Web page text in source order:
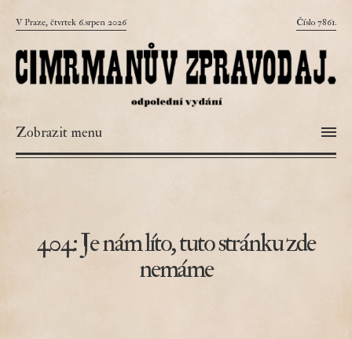
V Praze, čtvrtek 6.srpen 2026 Číslo 7861.
Zobrazit menu
404: Je nám líto, tuto stránku zde
nemáme